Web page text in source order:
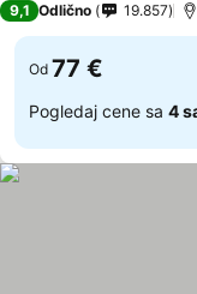
9,1 Odlično 19.857
Od 77 €
Pogledaj cene sa 4